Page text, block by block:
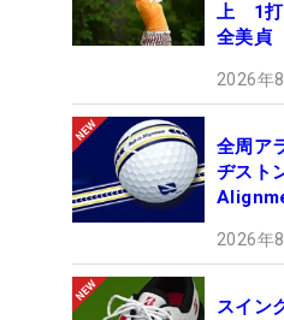
上 1打
全美貞
2026年
全周ア
ヂスト
2026年
スイン